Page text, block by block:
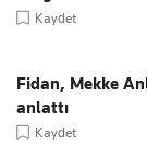
Kaydet
Fidan, Mekke
anlattı
Kaydet